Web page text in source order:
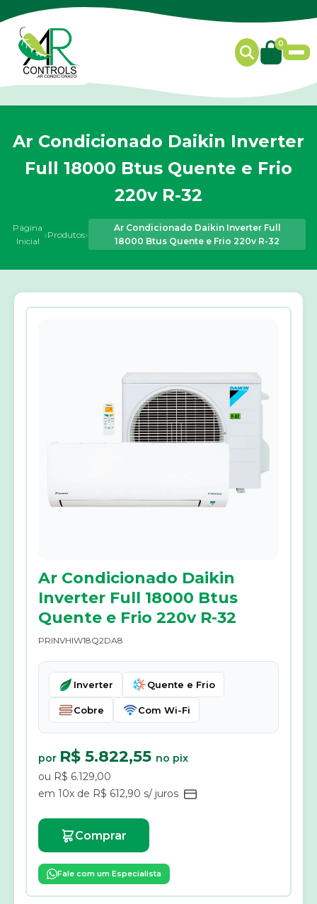
0
Ar Condicionado Daikin Inverter
Full 18000 Btus Quente e Frio
220v R-32
Página
Inicial ›Produtos›
Ar Condicionado Daikin Inverter Full
18000 Btus Quente e Frio 220v R-32
Ar Condicionado Daikin
Inverter Full 18000 Btus
Quente e Frio 220v R-32
PRINVHIW18Q2DA8
Inverter Quente e Frio
Cobre Com Wi-Fi
por R$ 5.822,55 no pix
ou R$ 6.129,00
em 10x de R$ 612,90 s/ juros
Comprar
Fale com um Especialista